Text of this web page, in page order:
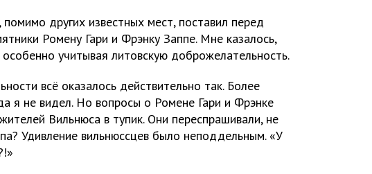
других известных мест, поставил перед
Ромену Гари и Фрэнку Заппе. Мне казалось,
учитывая литовскую доброжелательность.
всё оказалось действительно так. Более
я не видел. Но вопросы о Ромене Гари и Фрэнке
Вильнюса в тупик. Они переспрашивали, не
Удивление вильнюссцев было неподдельным. «У